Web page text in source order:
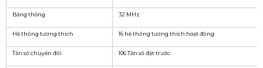
Băng thông 32 MHz
Hệ thống tương thích 16 hệ thống tương thích hoạt động
Tần số chuyển đổi 106 Tần số đặt trước